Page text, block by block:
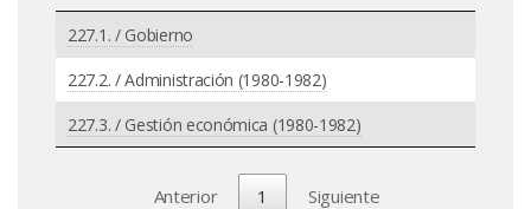
227.1. / Gobierno
227.2. / Administración (1980-1982)
227.3. / Gestión económica (1980-1982)
Anterior 1 Siguiente